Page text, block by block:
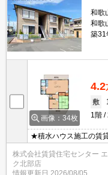
和歌
和歌
築31
画像：34枚
4.2
敷
1階
★積水ハウス施工の賃
用の交渉は、賃貸住宅
株式会社賃貸住宅センター
ク北部店
情報更新日 2026/08/05